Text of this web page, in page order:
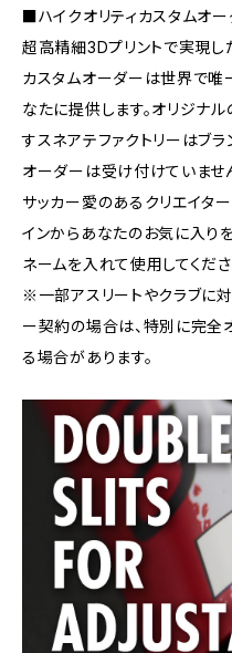
■ハイクオリティカスタムオ
超高精細3Dプリントで実現し
カスタムオーダーは世界で唯
なたに提供します。オリジナル
すスネアテファクトリーはブ
オーダーは受け付けていませ
サッカー愛のあるクリエイタ
インからあなたのお気に入り
ネームを入れて使用してくださ
※一部アスリートやクラブに
ー契約の場合は、特別に完全
る場合があります。